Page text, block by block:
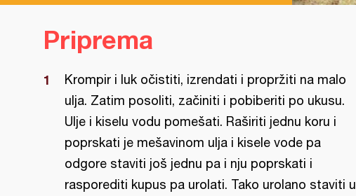
Priprema
Krompir i luk očistiti, izrendati i propržiti na malo
ulja. Zatim posoliti, začiniti i pobiberiti po ukusu.
Ulje i kiselu vodu pomešati. Raširiti jednu koru i
poprskati je mešavinom ulja i kisele vode pa
odgore staviti još jednu pa i nju poprskati i
rasporediti kupus pa urolati. Tako urolano staviti u